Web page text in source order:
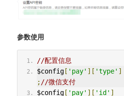
参数使用
//配置信息
$config[ 'pay' ][ 'type' ]
; //微信支付
$config[ 'pay' ][ 'id' ]